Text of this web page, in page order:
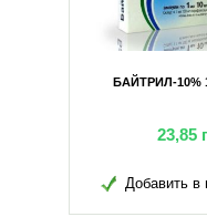
БАЙТРИЛ-10%
23,85
Добавить в